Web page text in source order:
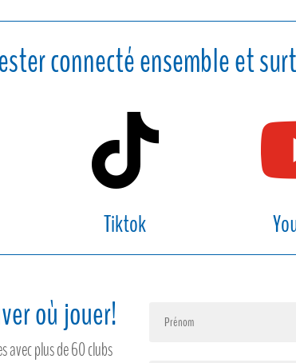
connecté ensemble et

Tiktok
où jouer!
avec plus de 60 clubs